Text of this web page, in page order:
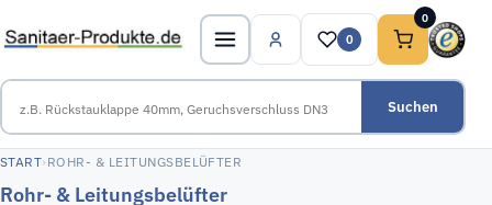
Suchen
0
0
START› ROHR- & LEITUNGSBELÜFTER
Rohr- & Leitungsbelüfter